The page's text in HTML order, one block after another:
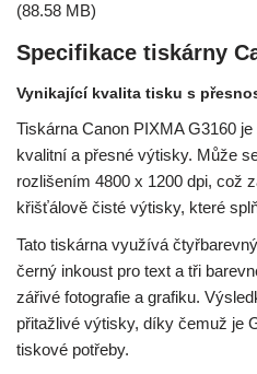
(88.58 MB)
Specifikace tiskárny
Vynikající kvalita tisku s
Tiskárna Canon PIXMA G3160
kvalitní a přesné výtisky. Může
rozlišením 4800 x 1200 dpi, což
křišťálově čisté výtisky, které
Tato tiskárna využívá
černý inkoust pro text a tři
zářivé fotografie a grafiku.
přitažlivé výtisky, díky čemuž je
tiskové potřeby.